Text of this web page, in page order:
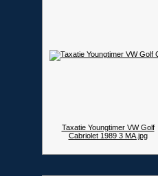
Taxatie Youngtimer VW Golf
Cabriolet 1989 3 MA.jpg